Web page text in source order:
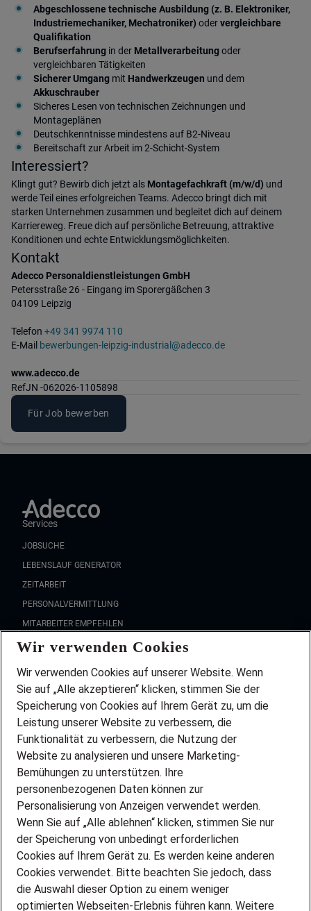
Abgeschlossene technische Ausbildung (z. B. Elektroniker,
Industriemechaniker, Mechatroniker) odervergleichbare
Qualifikation
Berufserfahrung in der Metallverarbeitungoder
vergleichbaren Tätigkeiten
Sicherer Umgang mit Handwerkzeugen und dem
Akkuschrauber
Sicheres Lesen von technischen Zeichnungen und
Montageplänen
Deutschkenntnisse mindestens auf B2-Niveau
Bereitschaft zur Arbeit im 2-Schicht-System
Interessiert?
Klingt gut? Bewirb dich jetzt als Montagefachkraft (m/w/d) und
werde Teil eines erfolgreichen Teams. Adecco bringt dich mit
starken Unternehmen zusammen und begleitet dich auf deinem
Karriereweg. Freue dich auf persönliche Betreuung, attraktive
Konditionen und echte Entwicklungsmöglichkeiten.
Kontakt
Adecco Personaldienstleistungen GmbH
Petersstraße 26 - Eingang im Sporergäßchen 3
04109 Leipzig
Telefon +49 341 9974 110
E-Mail bewerbungen-leipzig-industrial@adecco.de
www.adecco.de
RefJN -062026-1105898
Für Job bewerben
Services
JOBSUCHE
LEBENSLAUF GENERATOR
ZEITARBEIT
PERSONALVERMITTLUNG
MITARBEITER EMPFEHLEN
FAQ
Wir stellen ein!
DEINE BERUFSGRUPPE
DEINE LEBENSSITUATION
PARTNERSHIP WITH AIRBUS
INITIATIV BEWERBEN
ÜBER UNS
STANDORTE
BLOG
PRESSE
KONTAKT
Wir verwenden Cookies
Wir verwenden Cookies auf unserer Website. Wenn
Sie auf „Alle akzeptieren“ klicken, stimmen Sie der
Speicherung von Cookies auf Ihrem Gerät zu, um die
Leistung unserer Website zu verbessern, die
Funktionalität zu verbessern, die Nutzung der
Website zu analysieren und unsere Marketing-
Bemühungen zu unterstützen. Ihre
personenbezogenen Daten können zur
Personalisierung von Anzeigen verwendet werden.
Wenn Sie auf „Alle ablehnen“ klicken, stimmen Sie nur
der Speicherung von unbedingt erforderlichen
Cookies auf Ihrem Gerät zu. Es werden keine anderen
Cookies verwendet. Bitte beachten Sie jedoch, dass
die Auswahl dieser Option zu einem weniger
optimierten Webseiten-Erlebnis führen kann. Weitere